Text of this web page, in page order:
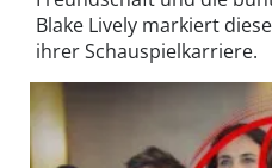
Blake Lively markiert
ihrer Schauspielkarriere.